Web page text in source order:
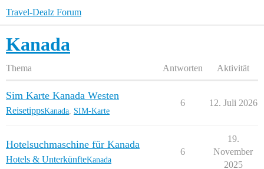
Travel-Dealz Forum
Kanada
Thema Antworten Aktivität
Sim Karte Kanada Westen
ReisetippsKanada SIM-Karte
6 12. Juli 2026
Hotelsuchmaschine für Kanada
Hotels & UnterkünfteKanada
6
19.
November
2025